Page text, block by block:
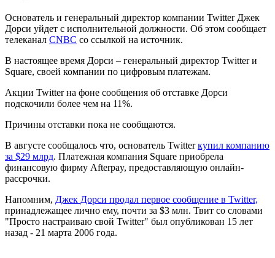
Основатель и генеральный директор компании Twitter Джек
Дорси уйдет с исполнительной должности. Об этом сообщает
телеканал CNBC со ссылкой на источник.
В настоящее время Дорси – генеральный директор Twitter и
Square, своей компании по цифровым платежам.
Акции Twitter на фоне сообщения об отставке Дорси
подскочили более чем на 11%.
Причины отставки пока не сообщаются.
В августе сообщалось что, основатель Twitterкупил компанию
за $29 млрд. Платежная компания Square приобрела
финансовую фирму Afterpay, предоставляющую онлайн-
рассрочки.
Напомним, Джек Дорси продал первое сообщение в Twitter,
принадлежащее лично ему, почти за $3 млн. Твит со словами
"Просто настраиваю свой Twitter" был опубликован 15 лет
назад - 21 марта 2006 года.